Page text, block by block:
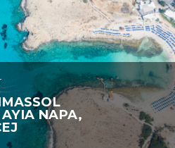
NAPA,